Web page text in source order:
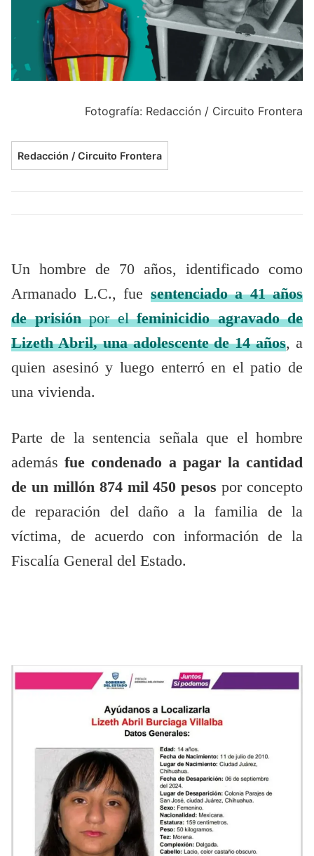
Fotografía: Redacción / Circuito Frontera
Redacción / Circuito Frontera
Un hombre de 70 años, identificado como
Armanado L.C., fue sentenciado a 41 años
de prisiónpor elfeminicidio agravado de
Lizeth Abril, una adolescente de 14 años, a
quien asesinó y luego enterró en el patio de
una vivienda.
Parte de la sentencia señala que el hombre
ademásfue condenado a pagar la cantidad
de un millón 874 mil 450 pesospor concepto
de reparación del daño a la familia de la
víctima, de acuerdo con información de la
Fiscalía General del Estado.